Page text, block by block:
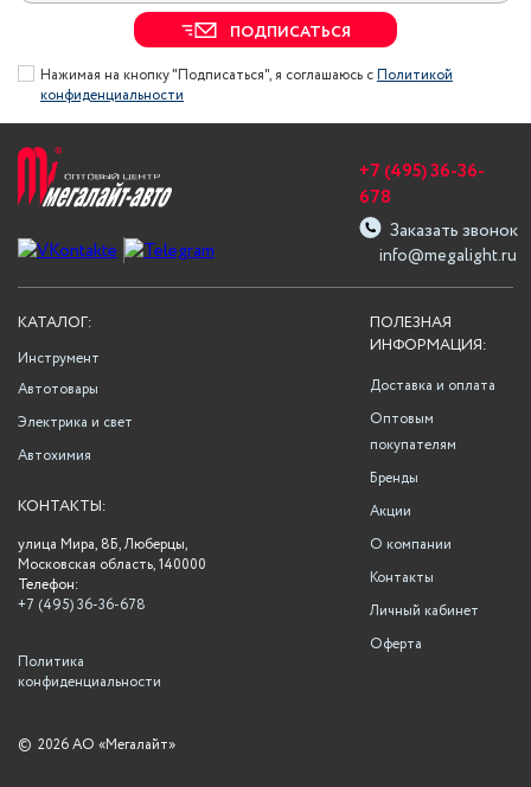
ПОДПИСАТЬСЯ
Нажимая на кнопку "Подписаться", я соглашаюсь сПолитикой
конфиденциальности
info@megalight.ru
+7 (495) 36-36-
678
Заказать звонок
ПОЛЕЗНАЯ
ИНФОРМАЦИЯ:
Доставка и оплата
Оптовым
покупателям
Бренды
Акции
О компании
Контакты
Личный кабинет
Оферта
КАТАЛОГ:
Инструмент
Автотовары
Электрика и свет
Автохимия
КОНТАКТЫ:
улица Мира, 8Б, Люберцы,
Московская область, 140000
Телефон:
+7 (495) 36-36-678
Политика
конфиденциальности
© 2026 АО «Мегалайт»